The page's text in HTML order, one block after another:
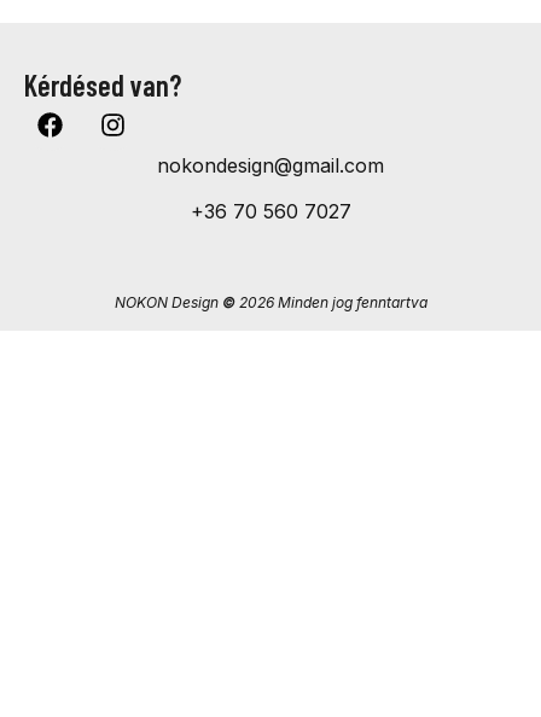
Kérdésed van?
nokondesign@gmail.com
+36 70 560 7027
NOKON Design ©2026 Minden jog fenntartva